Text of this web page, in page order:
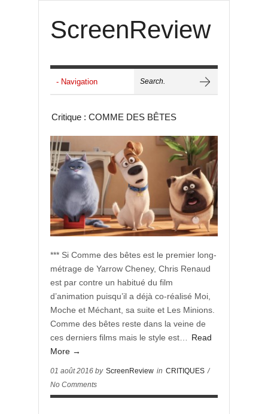
ScreenReview
Critique : COMME DES BÊTES
*** Si Comme des bêtes est le premier long-
métrage de Yarrow Cheney, Chris Renaud
est par contre un habitué du film
d’animation puisqu’il a déjà co-réalisé Moi,
Moche et Méchant, sa suite et Les Minions.
Comme des bêtes reste dans la veine de
ces derniers films mais le style est…
Read
More →
01 août 2016 by ScreenReview in CRITIQUES /
No Comments